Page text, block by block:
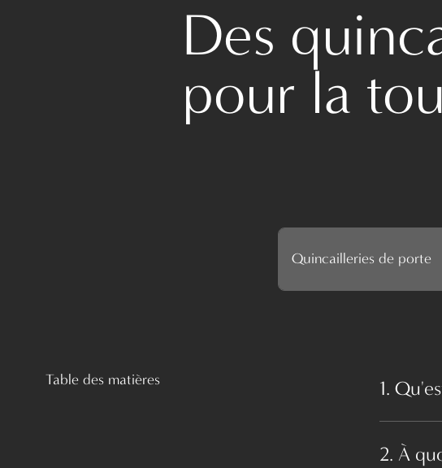
Des
pour la
Quincailleries de porte
Table des matières 1.
2. À